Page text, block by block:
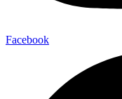
Facebook